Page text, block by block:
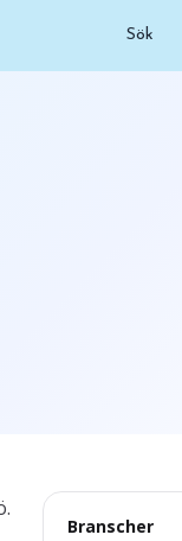
Sök
Branscher